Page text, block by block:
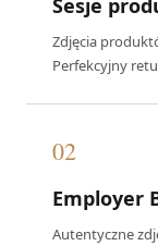
Zdjęcia
Perfekcyjny
02
Employer
Autentyczne